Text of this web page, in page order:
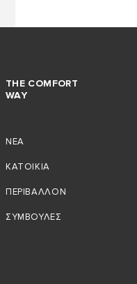
THE COMFORT
WAY
NEA
ΚΑΤΟΙΚIΑ
ΠΕΡΙΒAΛΛΟΝ
ΣΥΜΒΟΥΛEΣ